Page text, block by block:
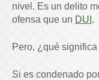
nivel. Es un delito
ofensa que un DUI .
Pero, ¿qué
Si es condenado